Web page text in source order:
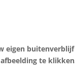
eigen
te